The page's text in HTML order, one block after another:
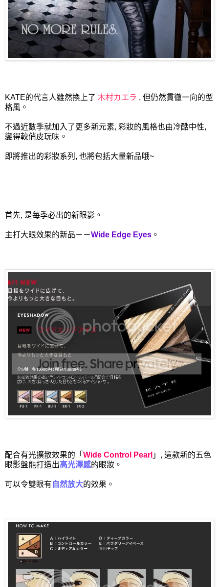
KATE的代言人雖然換上了 木村カエラ , 但仍然貫徹一向的型
格風。
不過近數季就加入了更多新元素, 彩妝的風格也由冷酷中性,
變得較俏皮玩味。
即將推出的彩妝系列, 也將包括大量新品哦~
首先, 是每季必出的新眼影。
主打大眼效果的新品－－Wide Edge Eyes 。
配合有光擴散效果的「 Wide Control Pearl 」, 這款新的五色
眼影盤能打造出高光澤感的眼妝。
可以令雙眼有 自然放大的效果。